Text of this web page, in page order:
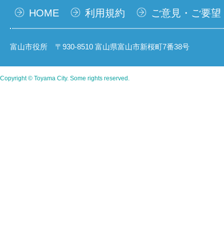
HOME 利用規約 ご意見・ご要望
富山市役所 〒930-8510 富山県富山市新桜町7番38号
Copyright © Toyama City. Some rights reserved.